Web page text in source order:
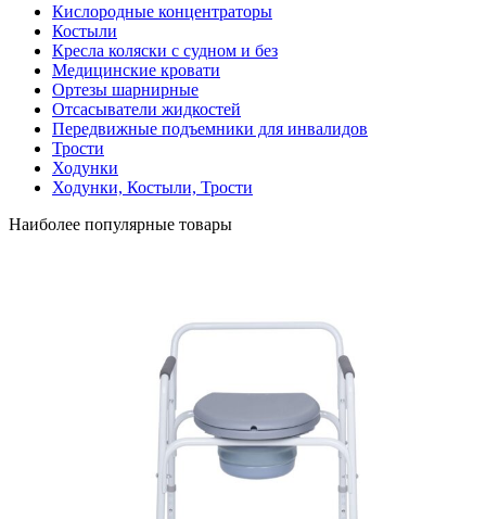
Кислородные концентраторы
Костыли
Кресла коляски с судном и без
Медицинские кровати
Ортезы шарнирные
Отсасыватели жидкостей
Передвижные подъемники для инвалидов
Трости
Ходунки
Ходунки, Костыли, Трости
Наиболее популярные товары